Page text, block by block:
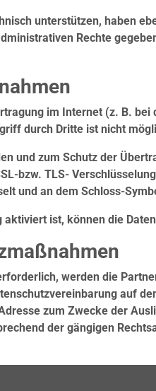
unterstützen, haben
Rechte
im Internet (z. B.
durch Dritte ist nicht
und zum Schutz der
bzw. TLS-
und an dem Schloss-
aktiviert ist, können die
werden die
auf
zum Zwecke der
der gängigen